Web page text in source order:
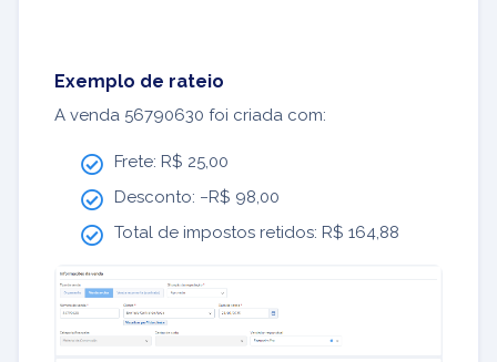
Exemplo de rateio
A venda 56790630 foi criada com:
Frete: R$ 25,00
Desconto: −R$ 98,00
Total de impostos retidos: R$ 164,88